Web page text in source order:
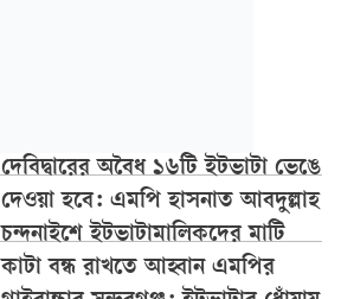
দেবিদ্বারের অবৈধ ১৬টি ইটভাটা ভেঙে
দেওয়া হবে: এমপি হাসনাত আবদুল্লাহ
চন্দনাইশে ইটভাটামালিকদের মাটি
কাটা বন্ধ রাখতে আহ্বান এমপির